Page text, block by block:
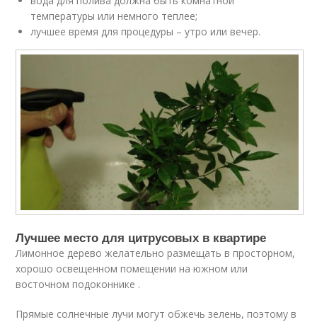
температуры или немного теплее;
лучшее время для процедуры – утро или вечер.
Лучшее место для цитрусовых в квартире
Лимонное дерево желательно размещать в просторном,
хорошо освещенном помещении на южном или
восточном подоконнике .
Прямые солнечные лучи могут обжечь зелень, поэтому в